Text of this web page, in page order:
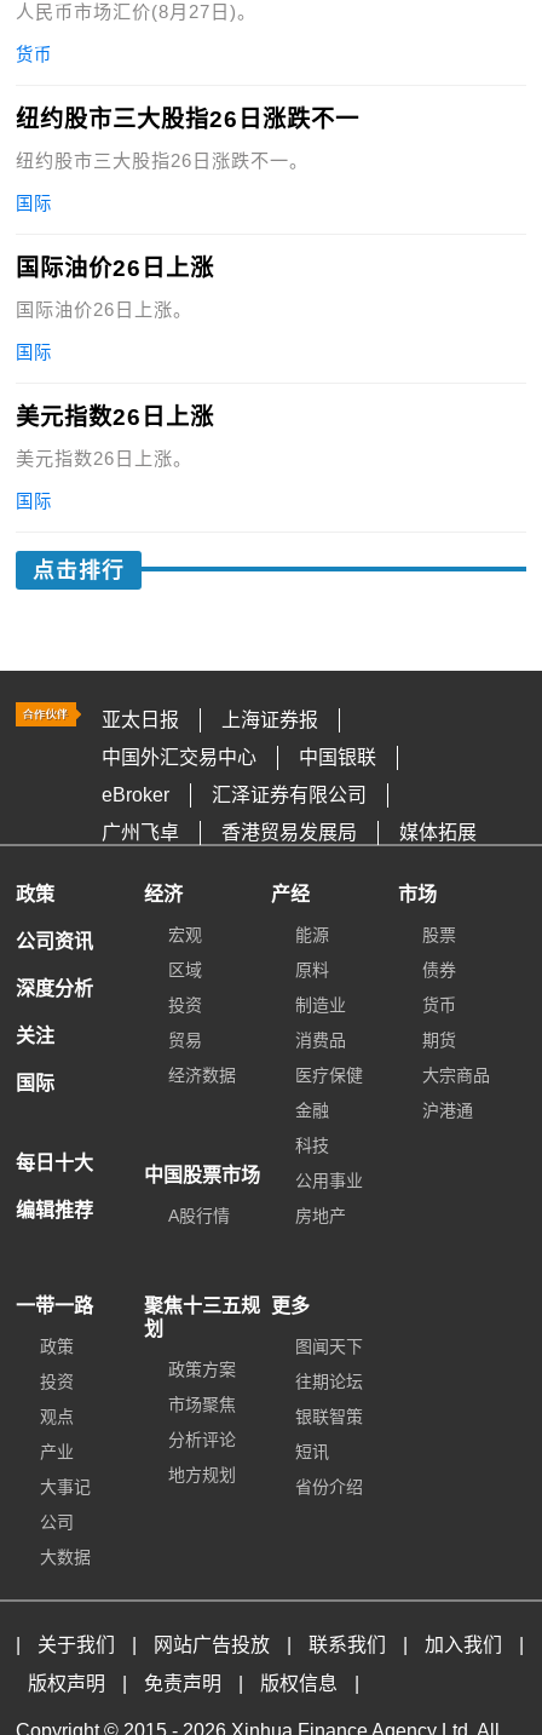
人民币市场汇价(8月27日)。
货币
纽约股市三大股指26日涨跌不一
纽约股市三大股指26日涨跌不一。
国际
国际油价26日上涨
国际油价26日上涨。
国际
美元指数26日上涨
美元指数26日上涨。
国际
点击排行
亚太日报
上海证券报
中国外汇交易中心
中国银联
eBroker
汇泽证券有限公司
广州飞卓
香港贸易发展局 媒体拓展
政策
公司资讯
深度分析
关注
国际
每日十大
编辑推荐
经济
宏观
区域
投资
贸易
经济数据
中国股票市场
A股行情
产经
能源
原料
制造业
消费品
医疗保健
金融
科技
公用事业
房地产
市场
股票
债券
货币
期货
大宗商品
沪港通
一带一路
政策
投资
观点
产业
大事记
公司
大数据
聚焦十三五规
划
政策方案
市场聚焦
分析评论
地方规划
更多
图闻天下
往期论坛
银联智策
短讯
省份介绍
关于我们 网站广告投放 联系我们 加入我们
版权声明
免责声明 版权信息
Copyright © 2015 - 2026 Xinhua Finance Agency Ltd. All